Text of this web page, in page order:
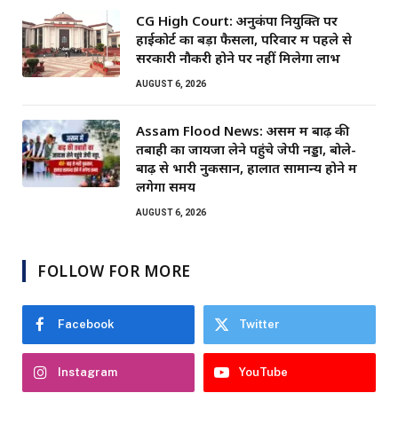
CG High Court: अनुकंपा नियुक्ति पर
हाईकोर्ट का बड़ा फैसला, परिवार में पहले से
सरकारी नौकरी होने पर नहीं मिलेगा लाभ
AUGUST 6, 2026
Assam Flood News: असम में बाढ़ की
तबाही का जायजा लेने पहुंचे जेपी नड्डा, बोले-
बाढ़ से भारी नुकसान, हालात सामान्य होने में
लगेगा समय
AUGUST 6, 2026
FOLLOW FOR MORE
Facebook Twitter
Instagram YouTube